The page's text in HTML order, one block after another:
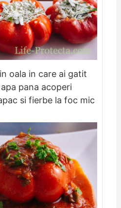
oala in care ai gatit
pana acoperi
si fierbe la foc mic